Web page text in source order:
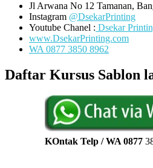
Jl Arwana No 12 Tamanan,
Instagram @DsekarPrinting
Youtube Chanel : Dsekar
www.DsekarPrinting.com
WA 0877 3850 8962
Daftar Kursus Sablon
KOntak Telp / WA 0877